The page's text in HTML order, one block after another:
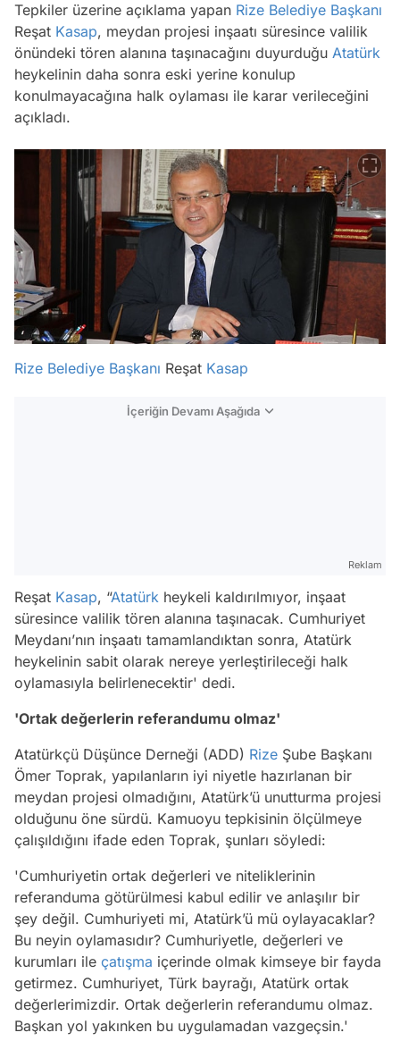
Tepkiler üzerine açıklama yapan Rize Belediye Başkanı
Reşat Kasap, meydan projesi inşaatı süresince valilik
önündeki tören alanına taşınacağını duyurduğu Atatürk
heykelinin daha sonra eski yerine konulup
konulmayacağına halk oylaması ile karar verileceğini
açıkladı.
Rize Belediye Başkanı Reşat Kasap
İçeriğin Devamı Aşağıda
Reklam
Reşat Kasap, “Atatürk heykeli kaldırılmıyor, inşaat
süresince valilik tören alanına taşınacak. Cumhuriyet
Meydanı’nın inşaatı tamamlandıktan sonra, Atatürk
heykelinin sabit olarak nereye yerleştirileceği halk
oylamasıyla belirlenecektir' dedi.
'Ortak değerlerin referandumu olmaz'
Atatürkçü Düşünce Derneği (ADD) Rize Şube Başkanı
Ömer Toprak, yapılanların iyi niyetle hazırlanan bir
meydan projesi olmadığını, Atatürk’ü unutturma projesi
olduğunu öne sürdü. Kamuoyu tepkisinin ölçülmeye
çalışıldığını ifade eden Toprak, şunları söyledi:
'Cumhuriyetin ortak değerleri ve niteliklerinin
referanduma götürülmesi kabul edilir ve anlaşılır bir
şey değil. Cumhuriyeti mi, Atatürk’ü mü oylayacaklar?
Bu neyin oylamasıdır? Cumhuriyetle, değerleri ve
kurumları ile çatışma içerinde olmak kimseye bir fayda
getirmez. Cumhuriyet, Türk bayrağı, Atatürk ortak
değerlerimizdir. Ortak değerlerin referandumu olmaz.
Başkan yol yakınken bu uygulamadan vazgeçsin.'